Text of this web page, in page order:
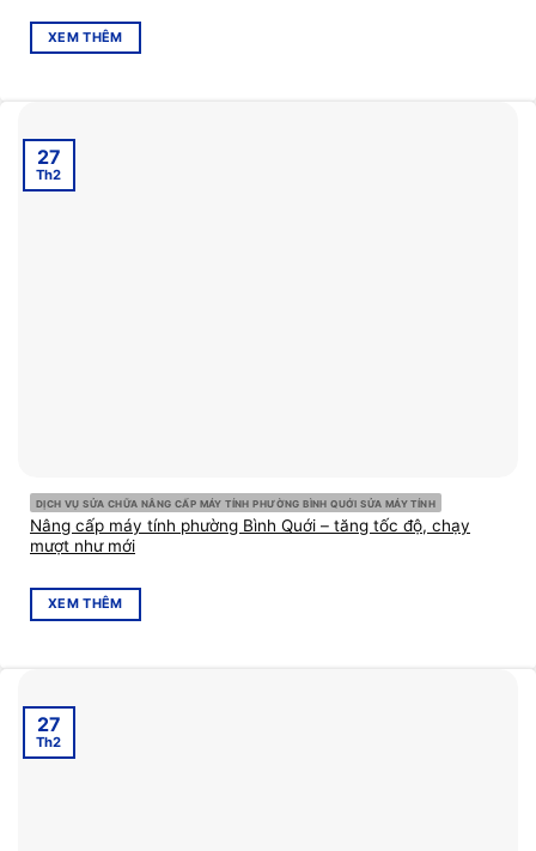
XEM THÊM
DỊCH VỤ SỬA CHỮA NÂNG CẤP MÁY TÍNH PHƯỜNG BÌNH QUỚI SỬA MÁY TÍNH
Nâng cấp máy tính phường Bình Quới – tăng tốc độ, chạy
mượt như mới
XEM THÊM
27
Th2
27
Th2